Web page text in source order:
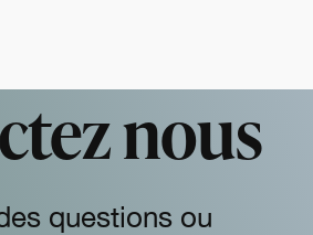
nous
questions ou